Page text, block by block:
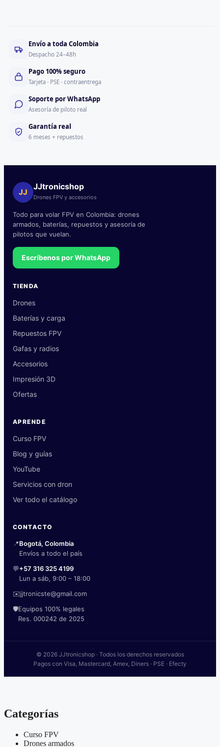
Envío a toda Colombia
Despacho 24–48h
Pago 100% seguro
Tarjeta · PSE · contraentrega
Soporte por WhatsApp
Asesoría de piloto real
Garantía real
6 meses + repuestos
JJ
JJtronicshop
Drones FPV y accesorios
Todo para volar FPV en Colombia: drones
armados, baterías, repuestos y asesoría de
pilotos que vuelan.
Escríbenos por WhatsApp
TIENDA
Drones
Baterías y carga
Repuestos FPV
Gafas y radios
Accesorios
Impresión 3D
Ofertas
APRENDE
Curso FPV
Blog y guías
YouTube
Servicios con dron
Ver todo el catálogo
CONTACTO
📍Bogotá, Colombia
Envíos a todo el país
💬+57 316 325 4199
Lun a sáb, 9:00 – 18:00
✉️jjtronicste@gmail.com
🛡️Equipos 100% legales
Res. 000242 de 2025
© 2026 JJtronicshop · Todos los derechos reservados
Pagos con Visa, Mastercard, Amex, Diners · PSE · Efecty
Categorías
Curso FPV
Drones armados